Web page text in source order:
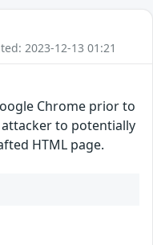
2023-12-13 01:21
Chrome prior to
attacker to potentially
HTML page.